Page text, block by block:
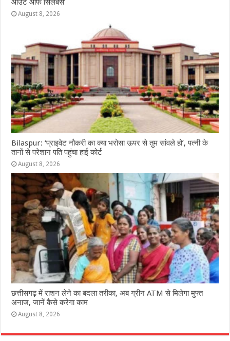
ऑउट ऑफ सिलेबस’
August 8, 2026
Bilaspur: ‘प्राइवेट नौकरी का क्या भरोसा ऊपर से तुम सांवले हो’, पत्नी के
तानों से परेशान पति पहुंचा हाई कोर्ट
August 8, 2026
छत्तीसगढ़ में राशन लेने का बदला तरीका, अब ग्रीन ATM से मिलेगा मुफ्त
अनाज, जानें कैसे करेगा काम
August 8, 2026